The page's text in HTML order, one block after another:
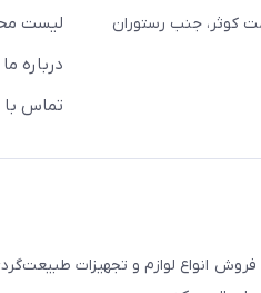
کوثر، جنب رستوران
لیست
درباره ما
تماس با
فروش انواع لوازم و تجهیزات